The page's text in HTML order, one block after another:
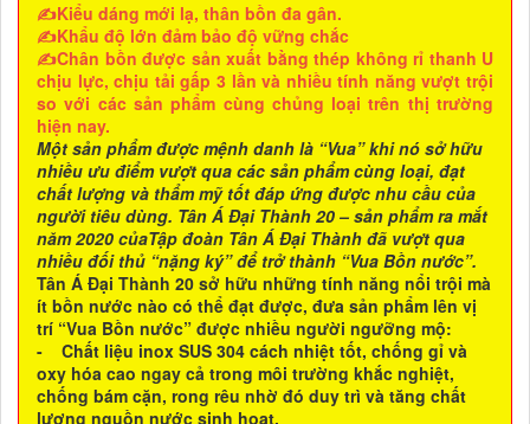
✍Kiểu dáng mới lạ, thân bồn đa gân.
✍Khẩu độ lớn đảm bảo độ vững chắc
✍Chân bồn được sản xuất bằng thép không rỉ thanh U
chịu lực, chịu tải gấp 3 lần và nhiều tính năng vượt trội
so với các sản phẩm cùng chủng loại trên thị trường
hiện nay.
Một sản phẩm được mệnh danh là “Vua” khi nó sở hữu
nhiều ưu điểm vượt qua các sản phẩm cùng loại, đạt
chất lượng và thẩm mỹ tốt đáp ứng được nhu cầu của
người tiêu dùng. Tân Á Đại Thành 20 – sản phẩm ra mắt
năm 2020 củaTập đoàn Tân Á Đại Thành đã vượt qua
nhiều đối thủ “nặng ký” để trở thành “Vua Bồn nước”.
Tân Á Đại Thành 20 sở hữu những tính năng nổi trội mà
ít bồn nước nào có thể đạt được, đưa sản phẩm lên vị
trí “Vua Bồn nước” được nhiều người ngưỡng mộ:
- Chất liệu inox SUS 304 cách nhiệt tốt, chống gỉ và
oxy hóa cao ngay cả trong môi trường khắc nghiệt,
chống bám cặn, rong rêu nhờ đó duy trì và tăng chất
lượng nguồn nước sinh hoạt.